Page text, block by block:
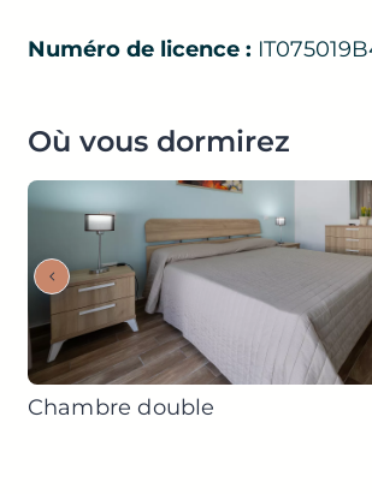
Numéro de licence :
Où vous dormirez
Chambre double